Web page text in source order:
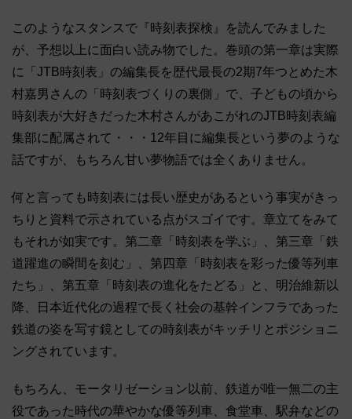
このようなスタンスで『時刻表探検』を読んでみました
が、予想以上に面白い読み物でした。巻頭の第一章は実際
に「JTB時刻表」の編集長を歴代最長の2期7年つとめた木
村嘉男さんの「時刻表づくりの裏側」で、子どもの頃から
時刻表が大好きだった木村さんがあこがれのJTB時刻表編
集部に配属されて・・・12年目に編集長という夢のような
話ですが、もちろん甘い夢物語では全くありません。
何と言っても時刻表には長い歴史があるという事実がきっ
ちりと資料で示されている点がスゴイです。章立てをみて
もそれが如実です。第二章「時刻表を学ぶ」、第三章「鉄
道躍進の瞬間を刻む」、第四章「時刻表を彩った優等列車
たち」、第五章「時刻表の進化をたどる」と、明治維新以
降、日本近代化の過程で長く社会の基幹インフラであった
鉄道の姿を写す鏡としての時刻表がキッチリとポジショニ
ングされています。
もちろん、モータリゼーション以前、鉄道が唯一無二の主
役であった時代の華やかな優等列車、食堂車、駅弁などの